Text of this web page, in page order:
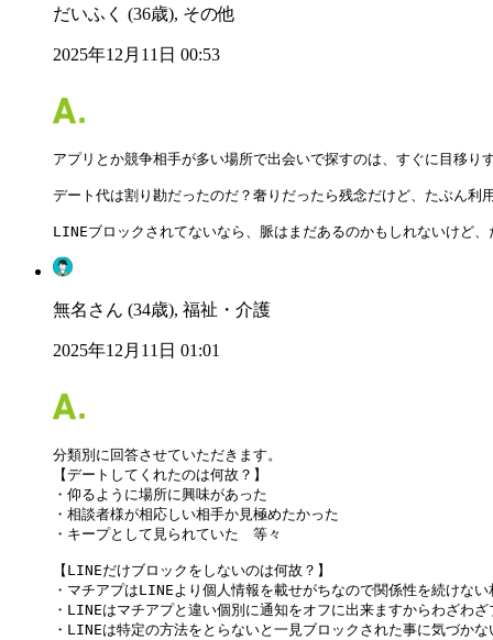
だいふく (36歳), その他
2025年12月11日 00:53
アプリとか競争相手が多い場所で出会いで探すのは、すぐに目移
デート代は割り勘だったのだ？奢りだったら残念だけど、たぶん
LINEブロックされてないなら、脈はまだあるのかもしれないけど
無名さん (34歳), 福祉・介護
2025年12月11日 01:01
分類別に回答させていただきます。
【デートしてくれたのは何故？】
・仰るように場所に興味があった
・相談者様が相応しい相手か見極めたかった
・キープとして見られていた　等々
【LINEだけブロックをしないのは何故？】
・マチアプはLINEより個人情報を載せがちなので関係性を続けな
・LINEはマチアプと違い個別に通知をオフに出来ますからわざわ
・LINEは特定の方法をとらないと一見ブロックされた事に気づか